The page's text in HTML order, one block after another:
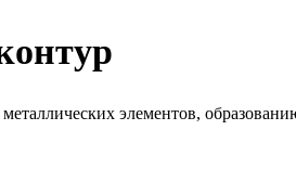
элементов,